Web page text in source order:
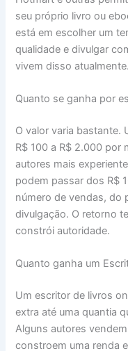
seu próprio livro ou
está em escolher um
qualidade e divulgar
vivem disso atualmente.
Quanto se ganha por
O valor varia bastante.
R$ 100 a R$ 2.000 por
autores mais
podem passar dos R$
número de vendas, do
divulgação. O retorno
constrói autoridade.
Quanto ganha um
Um escritor de livros
extra até uma quantia
Alguns autores
constroem uma renda